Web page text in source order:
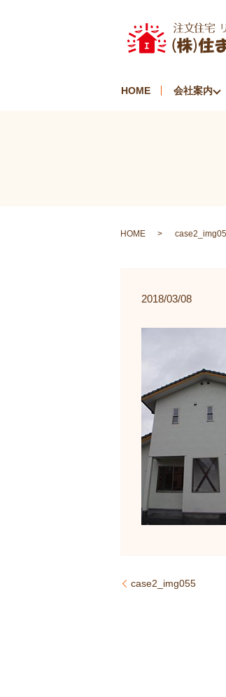
HOME 会社案内
HOME
2018/03/08
case2_img055